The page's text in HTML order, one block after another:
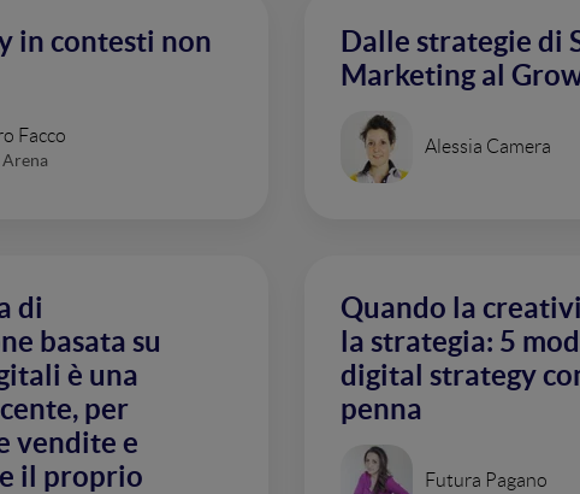
in contesti non
Facco
Dalle strategie di
Marketing al
Alessia Camera
di
basata su
è una
per
vendite e
il proprio
Quando la
la strategia: 5
digital strategy
penna
Futura Pagano